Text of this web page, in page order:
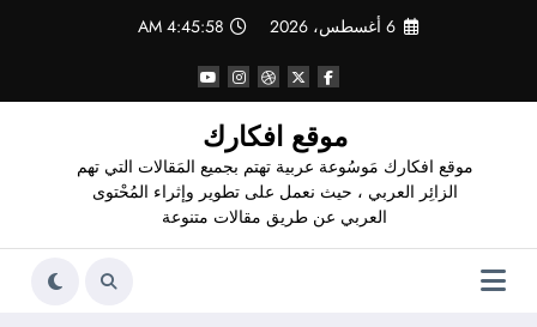
6 أغسطس، 2026 4:45:59 AM
موقع افكارك
موقع افكارك مَوسُوعة عربية تهتم بجميع المَقالات التي تهم
الزائِر العربي ، حيث نعمل على تطوير وإثراء المُحْتوى
العربي عن طريق مقالات متنوعة